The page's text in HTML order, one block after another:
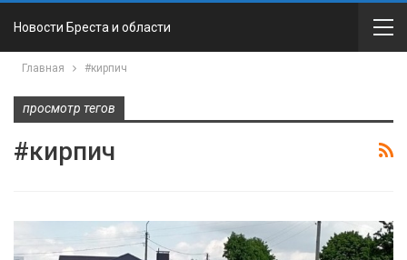
Новости Бреста и области
Главная #кирпич
просмотр тегов
#кирпич